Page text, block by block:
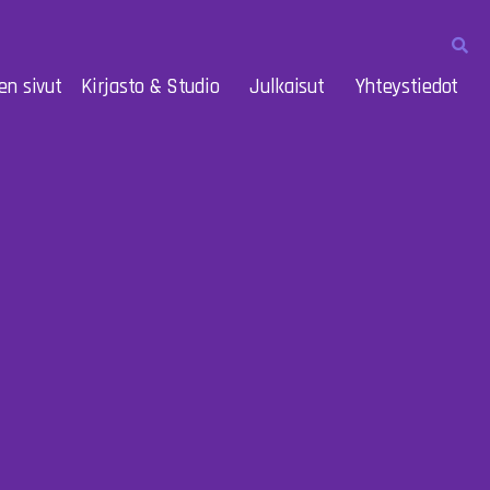
sivut Kirjasto & Studio Julkaisut Yhteystiedot